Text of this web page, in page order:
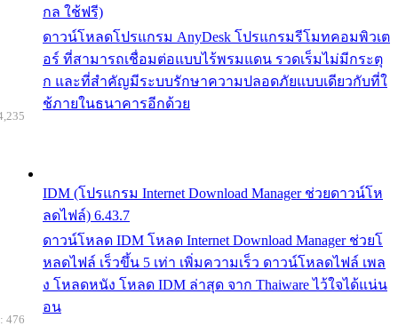
กล ใช้ฟรี)
ดาวน์โหลดโปรแกรม AnyDesk โปรแกรมรีโมทคอมพิวเต
อร์ ที่สามารถเชื่อมต่อแบบไร้พรมแดน รวดเร็มไม่มีกระตุ
ก และที่สำคัญมีระบบรักษาความปลอดภัยแบบเดียวกับที่ใ
ช้ภายในธนาคารอีกด้วย
IDM (โปรแกรม Internet Download Manager ช่วยดาวน์โห
ลดไฟล์) 6.43.7
ดาวน์โหลด IDM โหลด Internet Download Manager ช่วยโ
หลดไฟล์ เร็วขึ้น 5 เท่า เพิ่มความเร็ว ดาวน์โหลดไฟล์ เพล
ง โหลดหนัง โหลด IDM ล่าสุด จาก Thaiware ไว้ใจได้แน่น
อน
476